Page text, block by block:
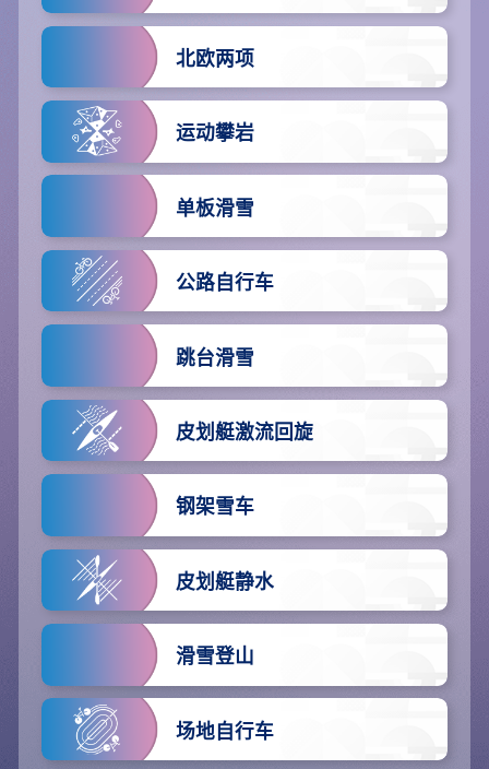
北欧两项
运动攀岩
单板滑雪
公路自行车
跳台滑雪
皮划艇激流回旋
钢架雪车
皮划艇静水
滑雪登山
场地自行车